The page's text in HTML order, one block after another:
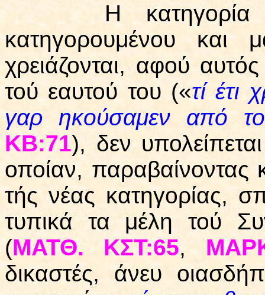
Η κατηγορία
κατηγορουμένου και
χρειάζονται, αφού
τού εαυτού του («τί έτι
γαρ ηκούσαμεν από
ΚΒ:71), δεν
οποίαν, παραβαίνοντας
τής νέας κατηγορίας,
τυπικά τα μέλη τού
(ΜΑΤΘ. ΚΣΤ:65,
δικαστές, άνευ